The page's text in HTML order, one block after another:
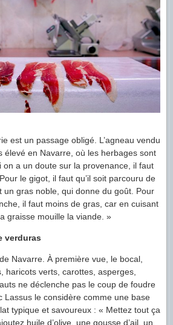
est un passage obligé. L’agneau vendu
élevé en Navarre, où les herbages sont
on a un doute sur la provenance, il faut
le gigot, il faut qu’il soit parcouru de
un gras noble, qui donne du goût. Pour
il faut moins de gras, car en cuisant
graisse mouille la viande. »
verduras
Navarre. À première vue, le bocal,
haricots verts, carottes, asperges,
ne déclenche pas le coup de foudre
Lassus le considère comme une base
typique et savoureux : « Mettez tout ça
huile d’olive, une gousse d’ail, un